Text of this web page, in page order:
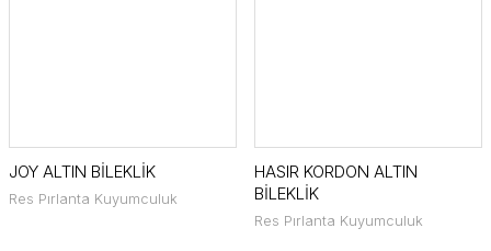
JOY ALTIN BİLEKLİK
Res Pırlanta Kuyumculuk
HASIR KORDON ALTIN
BİLEKLİK
Res Pırlanta Kuyumculuk